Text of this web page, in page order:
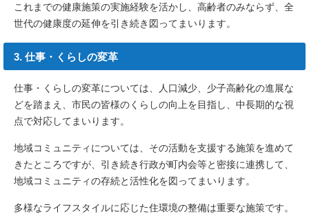
これまでの健康施策の実施経験を活かし、高齢者のみならず、全
世代の健康度の延伸を引き続き図ってまいります。
3. 仕事・くらしの変革
仕事・くらしの変革については、人口減少、少子高齢化の進展な
どを踏まえ、市民の皆様のくらしの向上を目指し、中長期的な視
点で対応してまいります。
地域コミュニティについては、その活動を支援する施策を進めて
きたところですが、引き続き行政が町内会等と密接に連携して、
地域コミュニティの存続と活性化を図ってまいります。
多様なライフスタイルに応じた住環境の整備は重要な施策です。